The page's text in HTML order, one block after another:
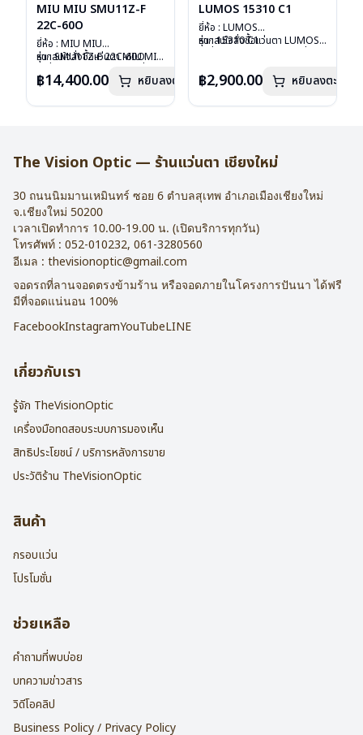
MIU MIU SMU11Z-F
22C-60O
ยี่ห้อ : MIU MIU
รุ่น : SMU11Z-F 22C-60O
เลนส์ : กันแดดสีฟ้า
น้ำหนัก : 24 กรัม
หากสนใจสั่งชื้อแว่นตา MIU MIU
ลงไว้กรุณาติดต่อเรา
คลิก
฿14,400.00 หยิบลงตะกร้า
LUMOS 15310 C1
ยี่ห้อ : LUMOS
รุ่น : 15310 C1
บานพับ : ไม่มีสปริง
อุปกรณ์ : กล่องแว่น , ผ้าเช็ดแว่น
หากสนใจสั่งชื้อแว่นตา LUMOS
฿2,900.00 หยิบลงตะกร้า
The Vision Optic — ร้านแว่นตา เชียงใหม่
30 ถนนนิมมานเหมินทร์ ซอย 6 ตำบลสุเทพ อำเภอเมืองเชียงใหม่
จ.เชียงใหม่ 50200
เวลาเปิดทำการ 10.00-19.00 น. (เปิดบริการทุกวัน)
โทรศัพท์ : 052-010232, 061-3280560
อีเมล : thevisionoptic@gmail.com
จอดรถที่ลานจอดตรงข้ามร้าน หรือจอดภายในโครงการปันนา ได้ฟรี
มีที่จอดแน่นอน 100%
FacebookInstagramYouTubeLINE
เกี่ยวกับเรา
รู้จัก TheVisionOptic
เครื่องมือทดสอบระบบการมองเห็น
สิทธิประโยชน์ / บริการหลังการขาย
ประวัติร้าน TheVisionOptic
สินค้า
กรอบแว่น
โปรโมชั่น
ช่วยเหลือ
คำถามที่พบบ่อย
บทความข่าวสาร
วิดีโอคลิป
Business Policy / Privacy Policy